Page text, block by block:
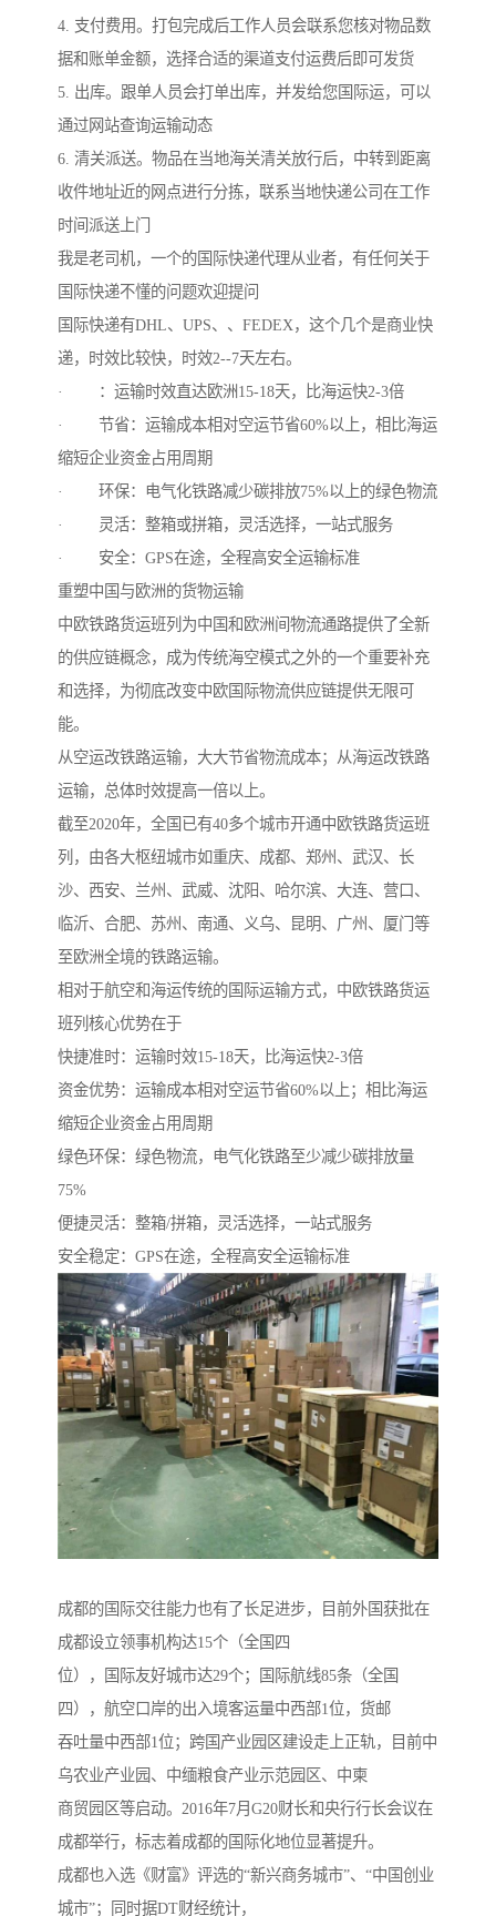
4. 支付费用。打包完成后工作人员会联系您核对物品数
据和账单金额，选择合适的渠道支付运费后即可发货
5. 出库。跟单人员会打单出库，并发给您国际运，可以
通过网站查询运输动态
6. 清关派送。物品在当地海关清关放行后，中转到距离
收件地址近的网点进行分拣，联系当地快递公司在工作
时间派送上门
我是老司机，一个的国际快递代理从业者，有任何关于
国际快递不懂的问题欢迎提问
国际快递有DHL、UPS、、FEDEX，这个几个是商业快
递，时效比较快，时效2--7天左右。
· ：运输时效直达欧洲15-18天，比海运快2-3倍
· 节省：运输成本相对空运节省60%以上，相比海运
缩短企业资金占用周期
· 环保：电气化铁路减少碳排放75%以上的绿色物流
· 灵活：整箱或拼箱，灵活选择，一站式服务
· 安全：GPS在途，全程高安全运输标准
重塑中国与欧洲的货物运输
中欧铁路货运班列为中国和欧洲间物流通路提供了全新
的供应链概念，成为传统海空模式之外的一个重要补充
和选择，为彻底改变中欧国际物流供应链提供无限可
能。
从空运改铁路运输，大大节省物流成本；从海运改铁路
运输，总体时效提高一倍以上。
截至2020年，全国已有40多个城市开通中欧铁路货运班
列，由各大枢纽城市如重庆、成都、郑州、武汉、长
沙、西安、兰州、武威、沈阳、哈尔滨、大连、营口、
临沂、合肥、苏州、南通、义乌、昆明、广州、厦门等
至欧洲全境的铁路运输。
相对于航空和海运传统的国际运输方式，中欧铁路货运
班列核心优势在于
快捷准时：运输时效15-18天，比海运快2-3倍
资金优势：运输成本相对空运节省60%以上；相比海运
缩短企业资金占用周期
绿色环保：绿色物流，电气化铁路至少减少碳排放量
75%
便捷灵活：整箱/拼箱，灵活选择，一站式服务
安全稳定：GPS在途，全程高安全运输标准
成都的国际交往能力也有了长足进步，目前外国获批在
成都设立领事机构达15个（全国四
位），国际友好城市达29个；国际航线85条（全国
四），航空口岸的出入境客运量中西部1位，货邮
吞吐量中西部1位；跨国产业园区建设走上正轨，目前中
乌农业产业园、中缅粮食产业示范园区、中柬
商贸园区等启动。2016年7月G20财长和央行行长会议在
成都举行，标志着成都的国际化地位显著提升。
成都也入选《财富》评选的“新兴商务城市”、“中国创业
城市”；同时据DT财经统计，